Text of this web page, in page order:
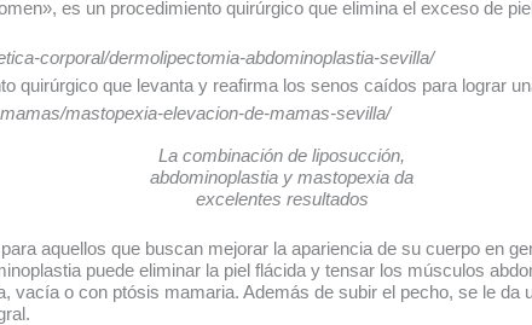
es un procedimiento quirúrgico que elimina el exceso de
corporal/dermolipectomia-abdominoplastia-sevilla/
quirúrgico que levanta y reafirma los senos caídos para lograr
mastopexia-elevacion-de-mamas-sevilla/
La combinación de liposucción,
abdominoplastia y mastopexia da
excelentes resultados
aquellos que buscan mejorar la apariencia de su cuerpo en
puede eliminar la piel flácida y tensar los músculos
o con ptósis mamaria. Además de subir el pecho, se le